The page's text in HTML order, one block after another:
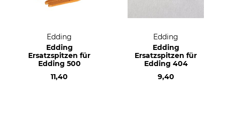
Edding
Edding
Ersatzspitzen für
Edding 500
11,40
Edding
Edding
Ersatzspitzen für
Edding 404
9,40